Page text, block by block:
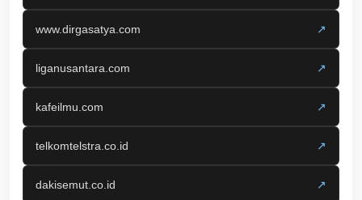
www.dirgasatya.com ↗
liganusantara.com ↗
kafeilmu.com ↗
telkomtelstra.co.id ↗
dakisemut.co.id ↗